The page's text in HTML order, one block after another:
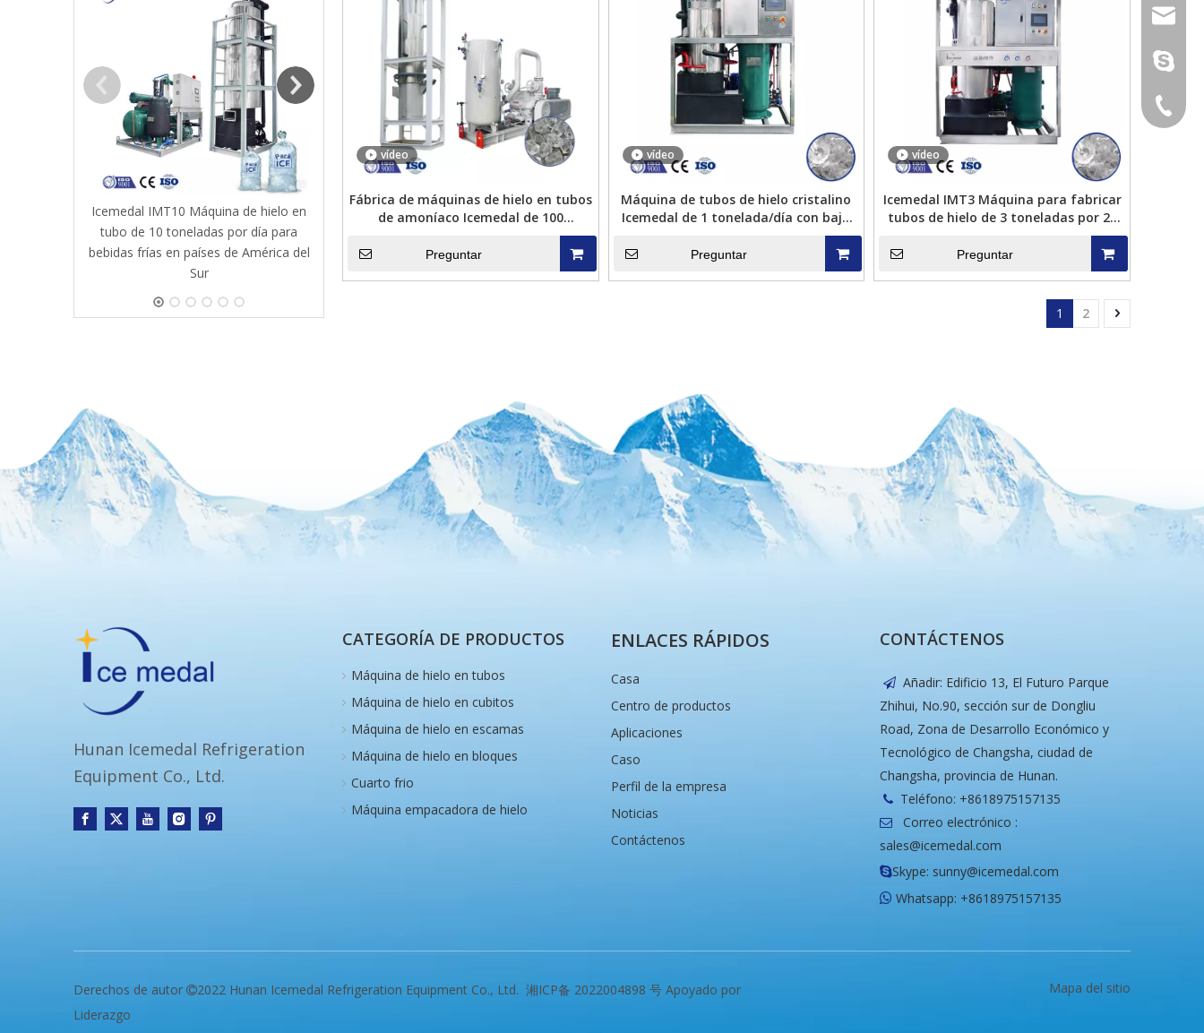
Icemedal IMT10 Máquina de hielo en
tubo de 10 toneladas por día para
bebidas frías en países de América del
Sur
de cristal industrial Icemedal de 5
toneladas
Máquina de fabricación de hielo de
escamas para bienes acuáticos
enfriamiento directo máquina de hielo
en bloque automática para máquina
de mariscos ahorro de mano de obra
con tamaño personalizado
de 20 pies Cuarto frío
Chambre Froide para la
vídeo
Fábrica de máquinas de hielo en tubos
de amoníaco Icemedal de 100
Preguntar
vídeo
Máquina de tubos de hielo cristalino
Icemedal de 1 tonelada/día con bajo
Preguntar
vídeo
Icemedal IMT3 Máquina para fabricar
tubos de hielo de 3 toneladas por 24
horas con refrigeración por aire
Preguntar
1 2
Hunan Icemedal Refrigeration
Equipment Co., Ltd.
CATEGORÍA DE PRODUCTOS
Máquina de hielo en tubos
Máquina de hielo en cubitos
Máquina de hielo en escamas
Máquina de hielo en bloques
Cuarto frio
Máquina empacadora de hielo
ENLACES RÁPIDOS
Casa
Centro de productos
Aplicaciones
Caso
Perfil de la empresa
Noticias
Contáctenos
CONTÁCTENOS
 Añadir: Edificio 13, El Futuro Parque
Zhihui, No.90, sección sur de Dongliu
Road, Zona de Desarrollo Económico y
Tecnológico de Changsha, ciudad de
Changsha, provincia de Hunan.
 Teléfono: +8618975157135

Correo electrónico :
sales@icemedal.com
Skype: sunny@icemedal.com
 Whatsapp: +8618975157135
Derechos de autor 2022 Hunan Icemedal Refrigeration Equipment Co., Ltd. 湘ICP备 2022004898 号 Apoyado por
Liderazgo
Mapa del sitio
+86